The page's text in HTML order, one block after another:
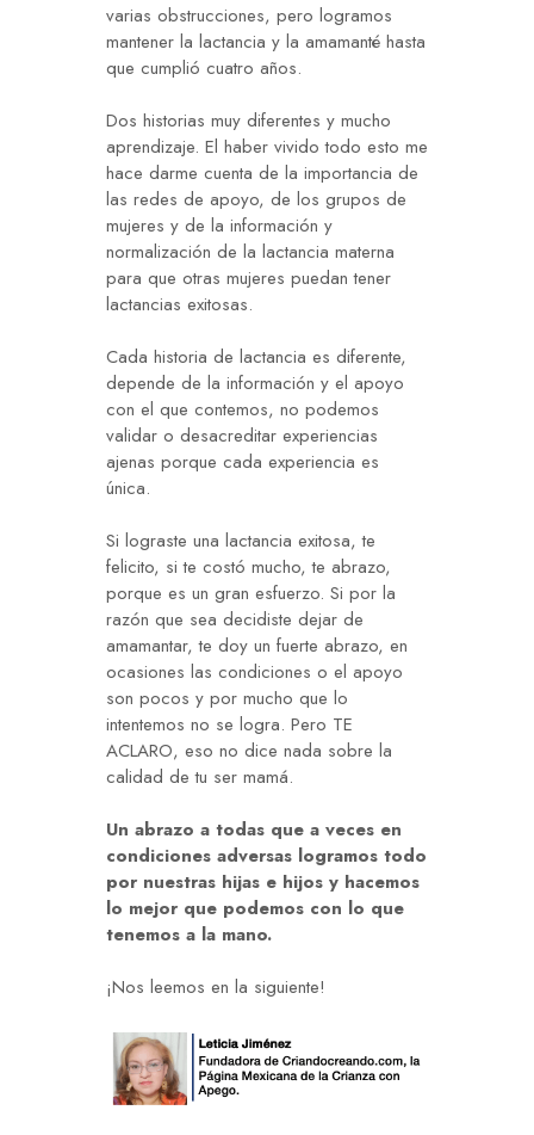
varias obstrucciones, pero logramos
mantener la lactancia y la amamanté hasta
que cumplió cuatro años.
Dos historias muy diferentes y mucho
aprendizaje. El haber vivido todo esto me
hace darme cuenta de la importancia de
las redes de apoyo, de los grupos de
mujeres y de la información y
normalización de la lactancia materna
para que otras mujeres puedan tener
lactancias exitosas.
Cada historia de lactancia es diferente,
depende de la información y el apoyo
con el que contemos, no podemos
validar o desacreditar experiencias
ajenas porque cada experiencia es
única.
Si lograste una lactancia exitosa, te
felicito, si te costó mucho, te abrazo,
porque es un gran esfuerzo. Si por la
razón que sea decidiste dejar de
amamantar, te doy un fuerte abrazo, en
ocasiones las condiciones o el apoyo
son pocos y por mucho que lo
intentemos no se logra. Pero TE
ACLARO, eso no dice nada sobre la
calidad de tu ser mamá.
Un abrazo a todas que a veces en
condiciones adversas logramos todo
por nuestras hijas e hijos y hacemos
lo mejor que podemos con lo que
tenemos a la mano.
¡Nos leemos en la siguiente!